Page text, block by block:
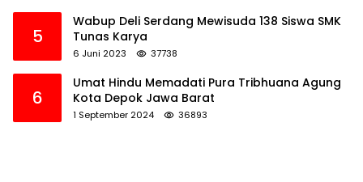
5
Wabup Deli Serdang Mewisuda 138 Siswa SMK
Tunas Karya
6 Juni 2023 37738
6
Umat Hindu Memadati Pura Tribhuana Agung
Kota Depok Jawa Barat
1 September 2024 36893